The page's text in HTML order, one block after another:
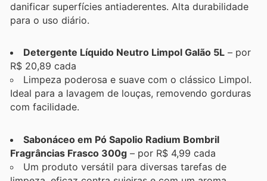
danificar superfícies antiaderentes. Alta durabilidade
para o uso diário.
Detergente Líquido Neutro Limpol Galão 5L – por
R$ 20,89 cada
Limpeza poderosa e suave com o clássico Limpol.
Ideal para a lavagem de louças, removendo gorduras
com facilidade.
Sabonáceo em Pó Sapolio Radium Bombril
Fragrâncias Frasco 300g – por R$ 4,99 cada
Um produto versátil para diversas tarefas de